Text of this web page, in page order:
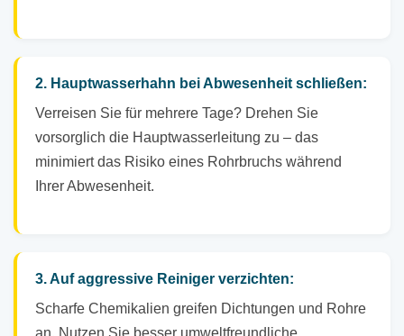
2. Hauptwasserhahn bei Abwesenheit schließen:
Verreisen Sie für mehrere Tage? Drehen Sie
vorsorglich die Hauptwasserleitung zu – das
minimiert das Risiko eines Rohrbruchs während
Ihrer Abwesenheit.
3. Auf aggressive Reiniger verzichten:
Scharfe Chemikalien greifen Dichtungen und Rohre